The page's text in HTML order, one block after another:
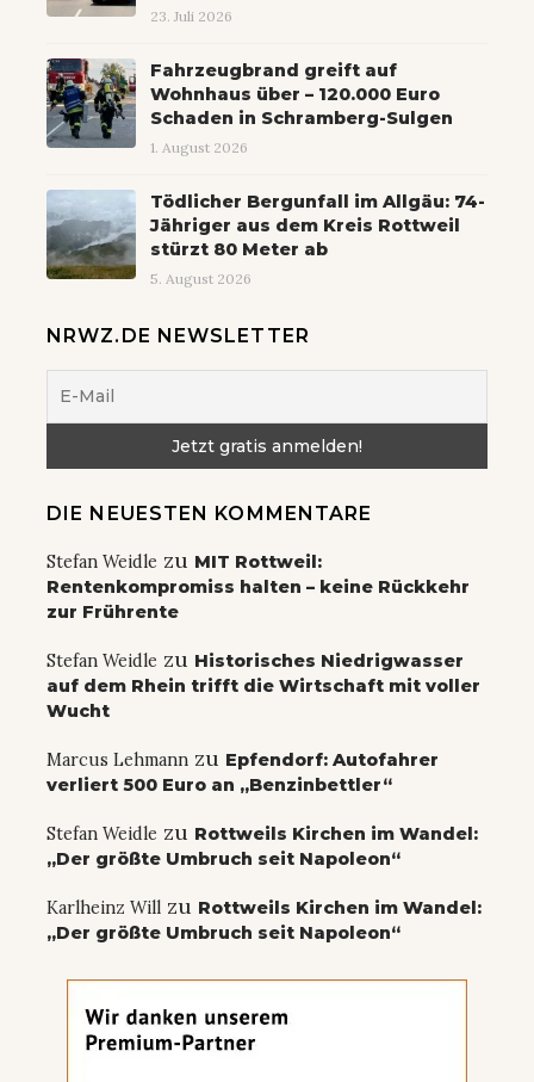
23. Juli 2026
Fahrzeugbrand greift auf
Wohnhaus über – 120.000 Euro
Schaden in Schramberg-Sulgen
1. August 2026
Tödlicher Bergunfall im Allgäu: 74-
Jähriger aus dem Kreis Rottweil
stürzt 80 Meter ab
5. August 2026
NRWZ.DE NEWSLETTER
DIE NEUESTEN KOMMENTARE
Stefan Weidle zu MIT Rottweil:
Rentenkompromiss halten – keine Rückkehr
zur Frührente
Stefan Weidle zu Historisches Niedrigwasser
auf dem Rhein trifft die Wirtschaft mit voller
Wucht
Marcus Lehmann zu Epfendorf: Autofahrer
verliert 500 Euro an „Benzinbettler“
Stefan Weidle zu Rottweils Kirchen im Wandel:
„Der größte Umbruch seit Napoleon“
Karlheinz Will zu Rottweils Kirchen im Wandel:
„Der größte Umbruch seit Napoleon“